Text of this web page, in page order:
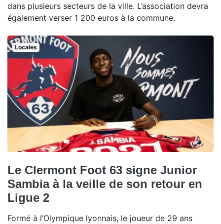
dans plusieurs secteurs de la ville. L’association devra
également verser 1 200 euros à la commune.
Locales
Le Clermont Foot 63 signe Junior
Sambia à la veille de son retour en
Ligue 2
Formé à l’Olympique lyonnais, le joueur de 29 ans